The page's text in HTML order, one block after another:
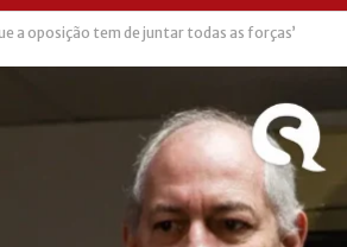
a oposição tem de juntar todas as forças’